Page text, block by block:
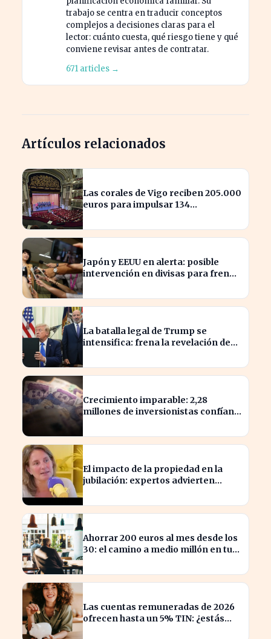
trabajo se centra en traducir conceptos
complejos a decisiones claras para el
lector: cuánto cuesta, qué riesgo tiene y qué
conviene revisar antes de contratar.
671 articles →
Artículos relacionados
Las corales de Vigo reciben 205.000
euros para impulsar 134
Japón y EEUU en alerta: posible
intervención en divisas para frenar
La batalla legal de Trump se
intensifica: frena la revelación de
Crecimiento imparable: 2,28
millones de inversionistas confían
billones
El impacto de la propiedad en la
jubilación: expertos advierten
Ahorrar 200 euros al mes desde los
30: el camino a medio millón en tu
Las cuentas remuneradas de 2026
ofrecen hasta un 5% TIN: ¿estás